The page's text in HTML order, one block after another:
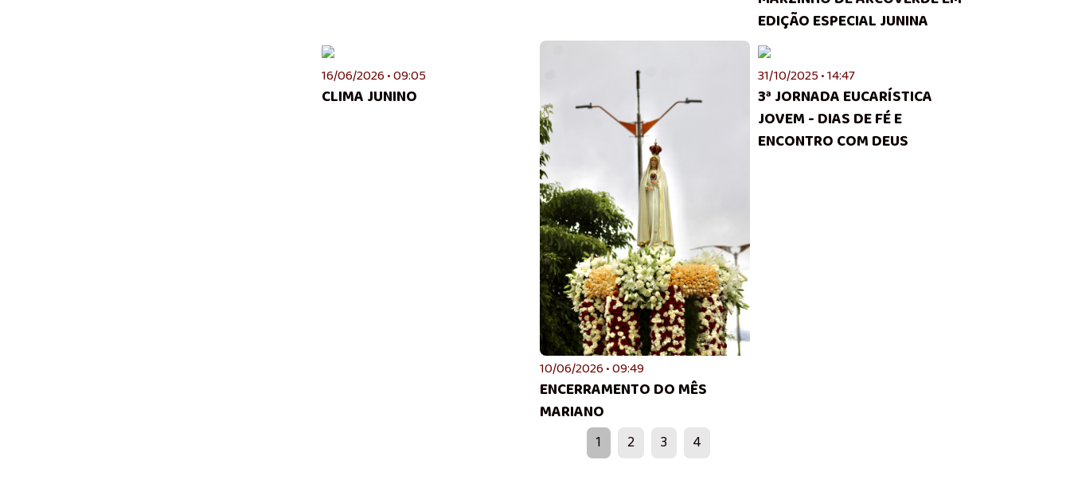
EDIÇÃO ESPECIAL JUNINA
16/06/2026 • 09:05
CLIMA JUNINO
10/06/2026 • 09:49
ENCERRAMENTO DO MÊS
MARIANO
31/10/2025 • 14:47
3ª JORNADA EUCARÍSTICA
JOVEM - DIAS DE FÉ E
ENCONTRO COM DEUS
1 2 3 4